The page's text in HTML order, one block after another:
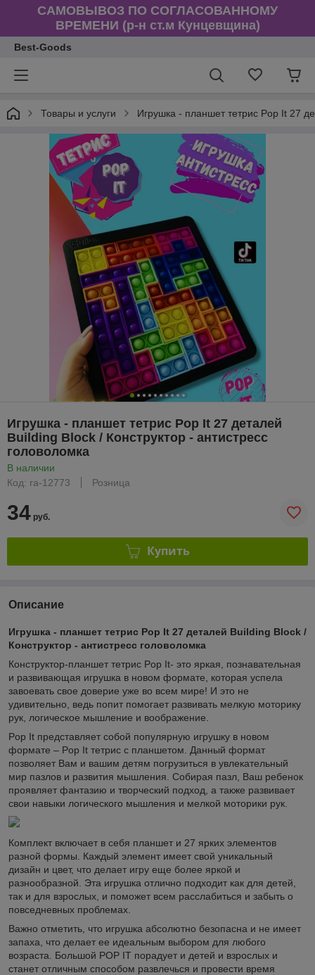
САМОВЫВОЗ ПО СОГЛАСОВАННОМУ
ВРЕМЕНИ (р-н ст.м Кунцевщина)
Best-Goods
Товары и услуги Игрушка - планшет тетрис Pop It 27
Игрушка - планшет тетрис Pop It 27 деталей
Building Block / Конструктор - антистресс
головоломка
В наличии
Код: ra-12773
Розница
34 руб.
Купить
Описание
Игрушка - планшет тетрис Pop It 27 деталей Building Block /
Конструктор - антистресс головоломка
Конструктор-планшет тетрис Pop It- это яркая, познавательная
и развивающая игрушка в новом формате, которая успела
завоевать свое доверие уже во всем мире! И это не
удивительно, ведь попит помогает развивать мелкую моторику
рук, логическое мышление и воображение.
Pop It представляет собой популярную игрушку в новом
формате – Pop It тетрис с планшетом. Данный формат
позволяет Вам и вашим детям погрузиться в увлекательный
мир пазлов и развития мышления. Собирая пазл, Ваш ребенок
проявляет фантазию и творческий подход, а также развивает
свои навыки логического мышления и мелкой моторики рук.
Комплект включает в себя планшет и 27 ярких элементов
разной формы. Каждый элемент имеет свой уникальный
дизайн и цвет, что делает игру еще более яркой и
разнообразной. Эта игрушка отлично подходит как для детей,
так и для взрослых, и поможет всем расслабиться и забыть о
повседневных проблемах.
Важно отметить, что игрушка абсолютно безопасна и не имеет
запаха, что делает ее идеальным выбором для любого
возраста. Большой POP IT порадует и детей и взрослых и
станет отличным способом развлечься и провести время